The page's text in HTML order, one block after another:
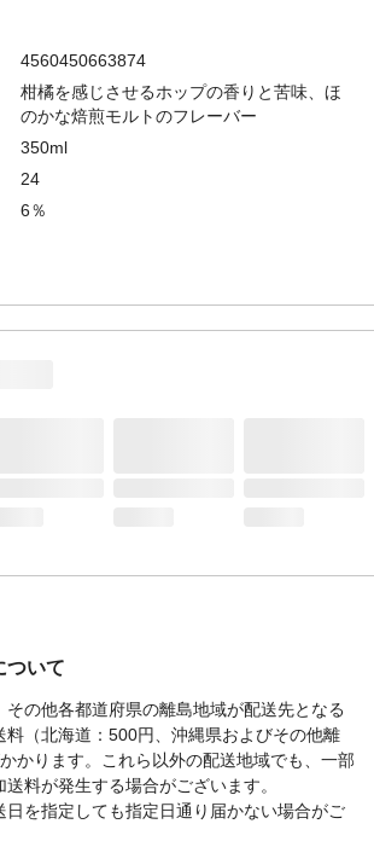
4560450663874
柑橘を感じさせるホップの香りと苦味、ほ
のかな焙煎モルトのフレーバー
350ml
24
6％
ついて
その他各都道府県の離島地域が配送先となる
料（北海道：500円、沖縄県およびその他離
かります。これら以外の配送地域でも、一部
料が発生する場合がございます。
日を指定しても指定日通り届かない場合がご